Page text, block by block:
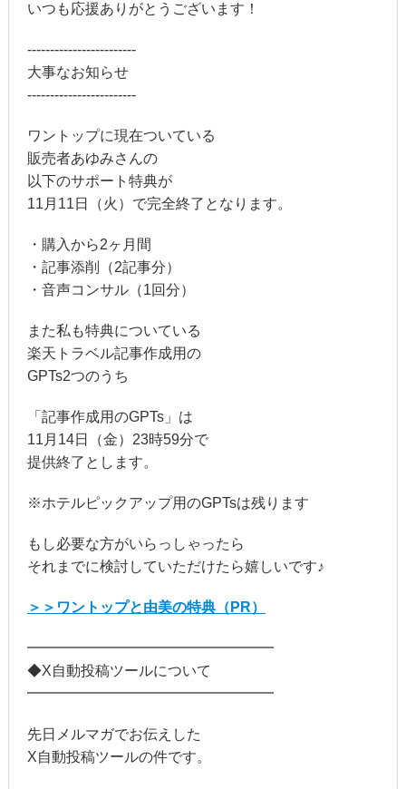
いつも応援ありがとうございます！
------------------------
大事なお知らせ
------------------------
ワントップに現在ついている
販売者あゆみさんの
以下のサポート特典が
11月11日（火）で完全終了となります。
・購入から2ヶ月間
・記事添削（2記事分）
・音声コンサル（1回分）
また私も特典についている
楽天トラベル記事作成用の
GPTs2つのうち
「記事作成用のGPTs」は
11月14日（金）23時59分で
提供終了とします。
※ホテルピックアップ用のGPTsは残ります
もし必要な方がいらっしゃったら
それまでに検討していただけたら嬉しいです♪
＞＞ワントップと由美の特典（PR）
━━━━━━━━━━━━━━━━━
◆X自動投稿ツールについて
━━━━━━━━━━━━━━━━━
先日メルマガでお伝えした
X自動投稿ツールの件です。